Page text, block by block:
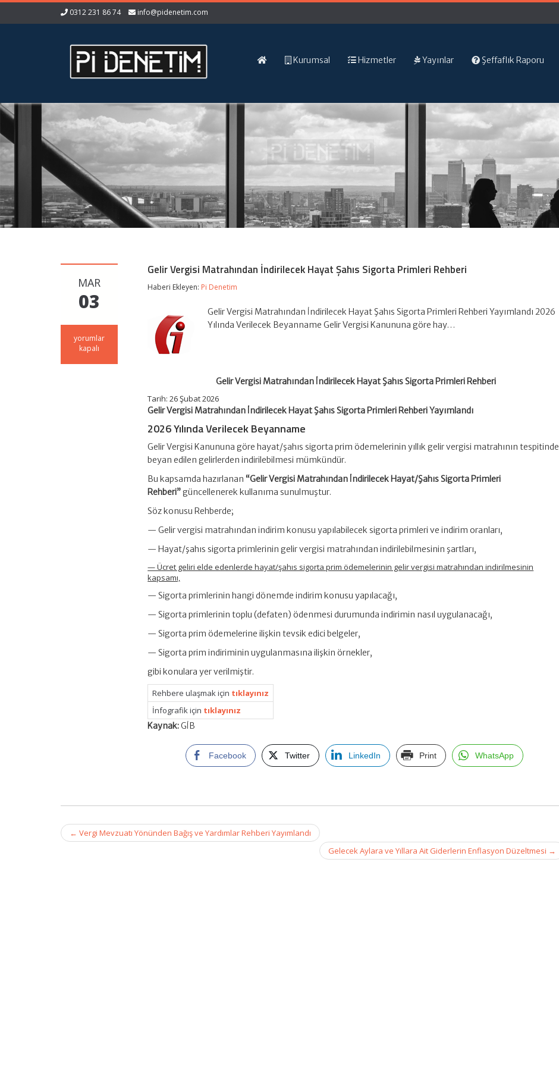
0312 231 86 74 info@pidenetim.com
Kurumsal Hizmetler Yayınlar Şeffaflık Raporu
MAR
03
Gelir
Vergisi
yorumlar
kapalı
Gelir Vergisi Matrahından İndirilecek Hayat Şahıs Sigorta Primleri Rehberi
Haberi Ekleyen: Pi Denetim
Gelir Vergisi Matrahından İndirilecek Hayat Şahıs Sigorta Primleri Rehberi Yayımlandı 2026
Yılında Verilecek Beyanname Gelir Vergisi Kanununa göre hay…
Gelir Vergisi Matrahından İndirilecek Hayat Şahıs Sigorta Primleri Rehberi
Tarih:26 Şubat 2026
Gelir Vergisi Matrahından İndirilecek Hayat Şahıs Sigorta Primleri Rehberi Yayımlandı
2026 Yılında VerilecekBeyanname
Gelir Vergisi Kanununa göre hayat/şahıs sigorta prim ödemelerinin yıllık gelir vergisi matrahının tespitinde
beyan edilen gelirlerden indirilebilmesi mümkündür.
Bu kapsamda hazırlanan“Gelir Vergisi Matrahından İndirilecek Hayat/Şahıs Sigorta Primleri
Rehberi”güncellenerek kullanıma sunulmuştur.
Söz konusu Rehberde;
— Gelir vergisi matrahından indirim konusu yapılabilecek sigorta primleri ve indirim oranları,
— Hayat/şahıs sigorta primlerinin gelir vergisi matrahından indirilebilmesinin şartları,
— Ücret geliri elde edenlerde hayat/şahıs sigorta prim ödemelerinin gelir vergisi matrahından indirilmesinin
kapsamı,
— Sigorta primlerinin hangi dönemde indirim konusu yapılacağı,
— Sigorta primlerinin toplu (defaten) ödenmesi durumunda indirimin nasıl uygulanacağı,
— Sigorta prim ödemelerine ilişkin tevsik edici belgeler,
— Sigorta prim indiriminin uygulanmasına ilişkin örnekler,
gibi konulara yer verilmiştir.
Rehbere ulaşmak için tıklayınız
İnfografik için tıklayınız
Kaynak:GİB
Facebook Twitter LinkedIn Print WhatsApp
Post
navigation
← Vergi Mevzuatı Yönünden Bağış ve Yardımlar Rehberi Yayımlandı
Gelecek Aylara ve Yıllara Ait Giderlerin Enflasyon Düzeltmesi →